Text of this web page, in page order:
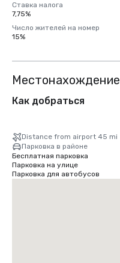
Ставка налога
7,75%
Число жителей на номер
15%
Местонахождение
Как добраться
Distance from airport 45 mi
Парковка в районе
Бесплатная парковка
Парковка на улице
Парковка для автобусов